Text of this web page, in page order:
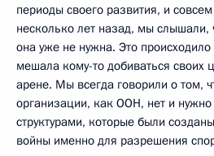
периоды своего развития, и
несколько лет назад, мы слышали,
она уже не нужна. Это
мешала кому-то добиваться своих
арене. Мы всегда говорили о том,
организации, как ООН, нет и
структурами, которые были
войны именно для разрешения